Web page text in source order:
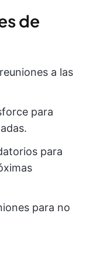
de
a las
para
para
para no